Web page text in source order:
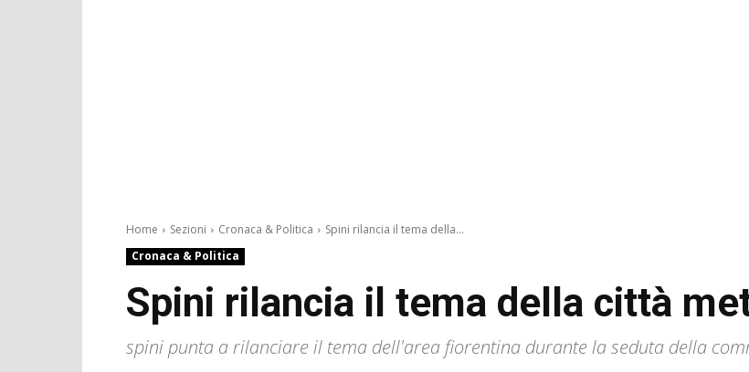
Home Sezioni Cronaca & Politica
Spini rilancia il tema della...
Cronaca & Politica
Spini rilancia il tema della città
spini punta a rilanciare il tema dell'area fiorentina durante la seduta della